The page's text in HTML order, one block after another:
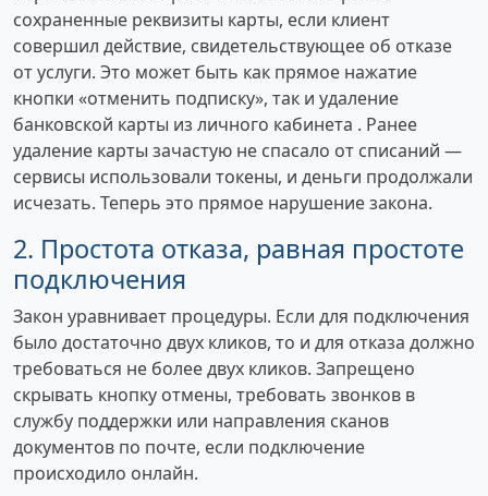
сохраненные реквизиты карты, если клиент
совершил действие, свидетельствующее об отказе
от услуги. Это может быть как прямое нажатие
кнопки «отменить подписку», так и удаление
банковской карты из личного кабинета . Ранее
удаление карты зачастую не спасало от списаний —
сервисы использовали токены, и деньги продолжали
исчезать. Теперь это прямое нарушение закона.
2. Простота отказа, равная простоте
подключения
Закон уравнивает процедуры. Если для подключения
было достаточно двух кликов, то и для отказа должно
требоваться не более двух кликов. Запрещено
скрывать кнопку отмены, требовать звонков в
службу поддержки или направления сканов
документов по почте, если подключение
происходило онлайн.